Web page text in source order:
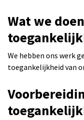
Wat we
We hebben ons werk
toegankelijkheid van